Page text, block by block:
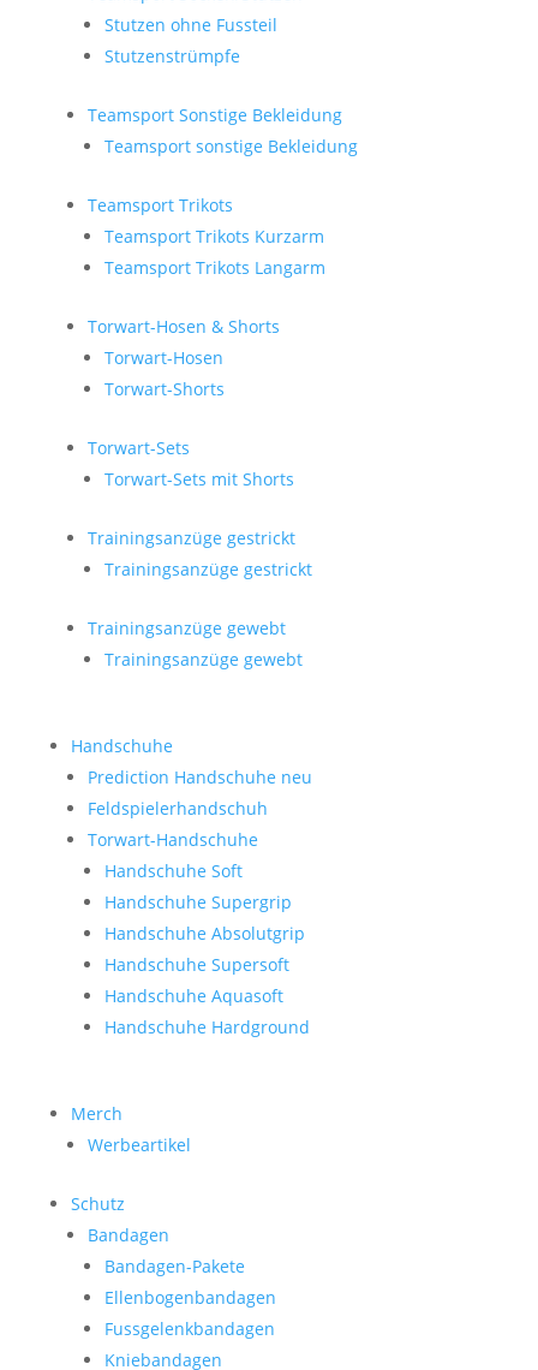
Stutzen ohne Fussteil
Stutzenstrümpfe
Teamsport Sonstige Bekleidung
Teamsport sonstige Bekleidung
Teamsport Trikots
Teamsport Trikots Kurzarm
Teamsport Trikots Langarm
Torwart-Hosen & Shorts
Torwart-Hosen
Torwart-Shorts
Torwart-Sets
Torwart-Sets mit Shorts
Trainingsanzüge gestrickt
Trainingsanzüge gestrickt
Trainingsanzüge gewebt
Trainingsanzüge gewebt
Handschuhe
Prediction Handschuhe neu
Feldspielerhandschuh
Torwart-Handschuhe
Handschuhe Soft
Handschuhe Supergrip
Handschuhe Absolutgrip
Handschuhe Supersoft
Handschuhe Aquasoft
Handschuhe Hardground
Merch
Werbeartikel
Schutz
Bandagen
Bandagen-Pakete
Ellenbogenbandagen
Fussgelenkbandagen
Kniebandagen